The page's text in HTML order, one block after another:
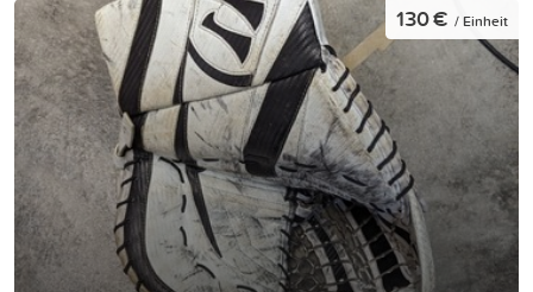
130 € / Einheit